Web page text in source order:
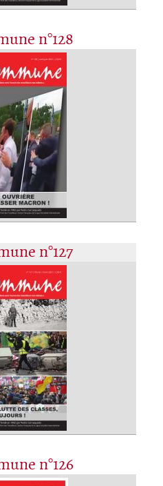
n°128
n°127
n°126